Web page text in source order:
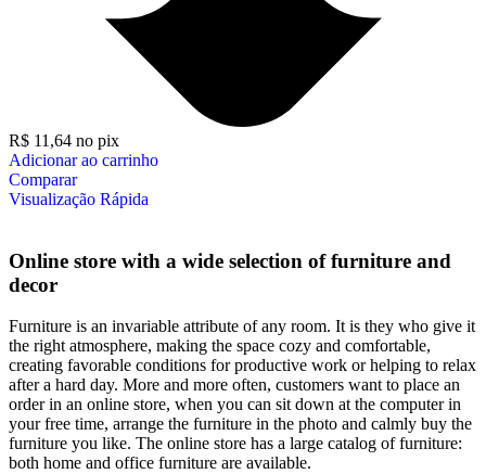
R$ 11,64 no pix
Adicionar ao carrinho
Comparar
Visualização Rápida
Online store with a wide selection of furniture and
decor
Furniture is an invariable attribute of any room. It is they who give it
the right atmosphere, making the space cozy and comfortable,
creating favorable conditions for productive work or helping to relax
after a hard day. More and more often, customers want to place an
order in an online store, when you can sit down at the computer in
your free time, arrange the furniture in the photo and calmly buy the
furniture you like. The online store has a large catalog of furniture:
both home and office furniture are available.